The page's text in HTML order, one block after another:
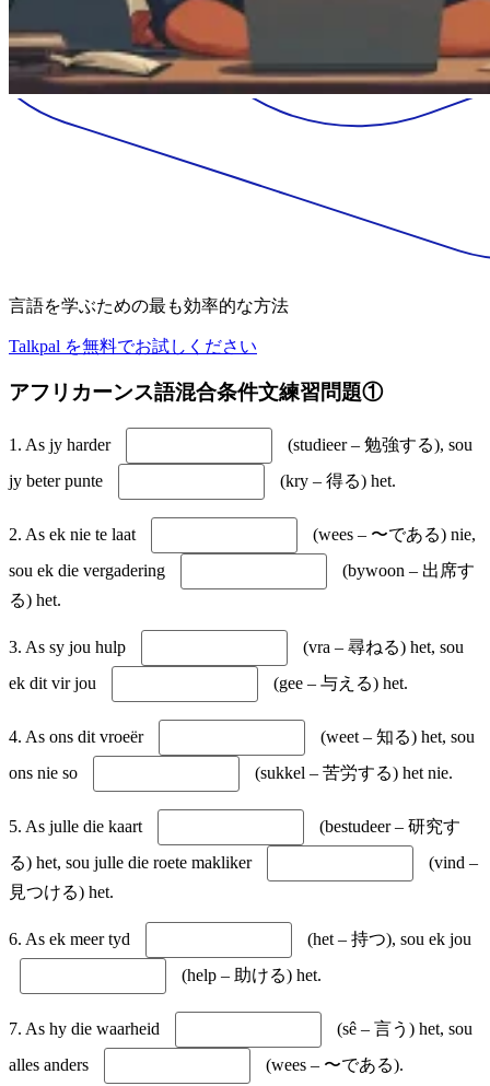
言語を学ぶための最も効率的な方法
Talkpal を無料でお試しください
アフリカーンス語混合条件文練習問題①
1. As jy harder
(studieer – 勉強する), sou
jy beter punte
(kry – 得る) het.
2. As ek nie te laat
(wees – 〜である) nie,
sou ek die vergadering
(bywoon – 出席す
る) het.
3. As sy jou hulp
(vra – 尋ねる) het, sou
ek dit vir jou
(gee – 与える) het.
4. As ons dit vroeër
(weet – 知る) het, sou
ons nie so
(sukkel – 苦労する) het nie.
5. As julle die kaart
(bestudeer – 研究す
る) het, sou julle die roete makliker
(vind –
見つける) het.
6. As ek meer tyd
(het – 持つ), sou ek jou
(help – 助ける) het.
7. As hy die waarheid
(sê – 言う) het, sou
alles anders
(wees – 〜である).